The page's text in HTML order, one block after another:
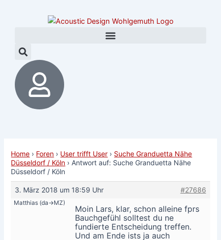
Home › Foren › User trifft User › Suche Granduetta Nähe
Düsseldorf / Köln › Antwort auf: Suche Granduetta Nähe
Düsseldorf / Köln
3. März 2018 um 18:59 Uhr #27686
Matthias (da->MZ)
Moin Lars, klar, schon alleine fprs
Bauchgefühl solltest du ne
fundierte Entscheidung treffen.
Und am Ende ists ja auch